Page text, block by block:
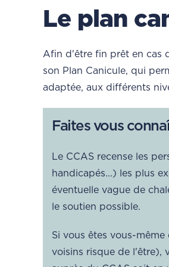
Le plan
Afin d'être fin prêt en cas
son Plan Canicule, qui
adaptée, aux différents
Faites vous
Le CCAS recense les
handicapés...) les plus
éventuelle vague de
le soutien possible.
Si vous êtes vous-
voisins risque de l'être),